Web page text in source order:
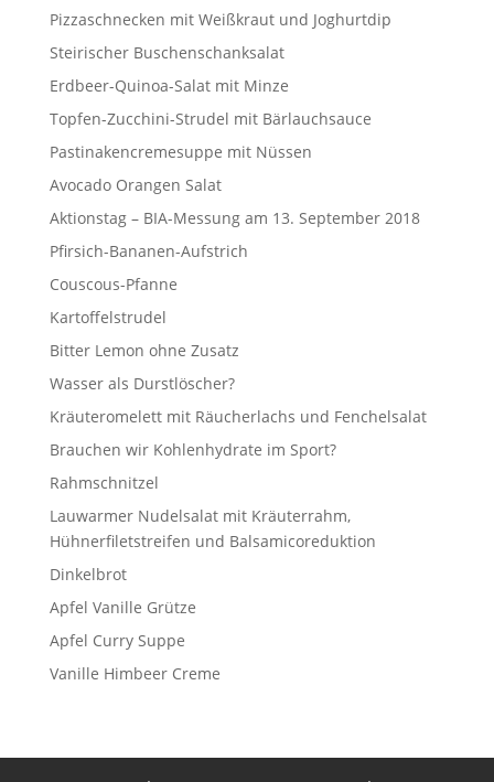
Pizzaschnecken mit Weißkraut und Joghurtdip
Steirischer Buschenschanksalat
Erdbeer-Quinoa-Salat mit Minze
Topfen-Zucchini-Strudel mit Bärlauchsauce
Pastinakencremesuppe mit Nüssen
Avocado Orangen Salat
Aktionstag – BIA-Messung am 13. September 2018
Pfirsich-Bananen-Aufstrich
Couscous-Pfanne
Kartoffelstrudel
Bitter Lemon ohne Zusatz
Wasser als Durstlöscher?
Kräuteromelett mit Räucherlachs und Fenchelsalat
Brauchen wir Kohlenhydrate im Sport?
Rahmschnitzel
Lauwarmer Nudelsalat mit Kräuterrahm,
Hühnerfiletstreifen und Balsamicoreduktion
Dinkelbrot
Apfel Vanille Grütze
Apfel Curry Suppe
Vanille Himbeer Creme